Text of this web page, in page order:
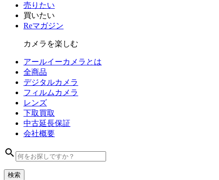
売りたい
買いたい
Reマガジン
カメラを楽しむ
アールイーカメラとは
全商品
デジタルカメラ
フィルム カメラ
レンズ
下取買取
中古延長保証
会社概要
search